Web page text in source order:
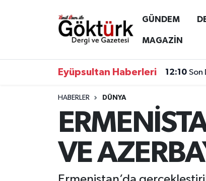
GÜNDEM
MAGAZİN
Eyüpsultan Haberleri 12:10 Son
HABERLER DÜNYA
VE
Anne Çocuk
EĞİTİM
Eyüpsultan Hava Durumu
Tüm Manşetler
Son Dakika Haberleri